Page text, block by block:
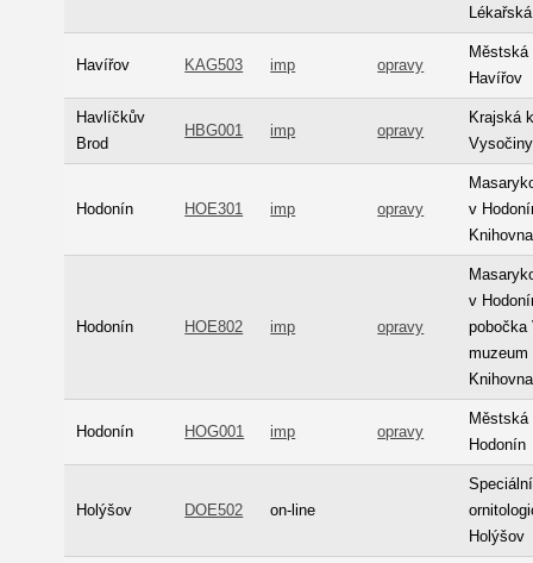
Havířov KAG503 imp opravy
Městská
Havířov
Havlíčkův
Brod
HBG001 imp opravy
Krajská
Vysočiny
Hodonín HOE301 imp opravy
v
Knihovna
Hodonín HOE802 imp opravy
v
pobočka
Knihovna
Hodonín HOG001 imp opravy
Městská
Hodonín
Holýšov DOE502 on-line
Speciální
Holýšov